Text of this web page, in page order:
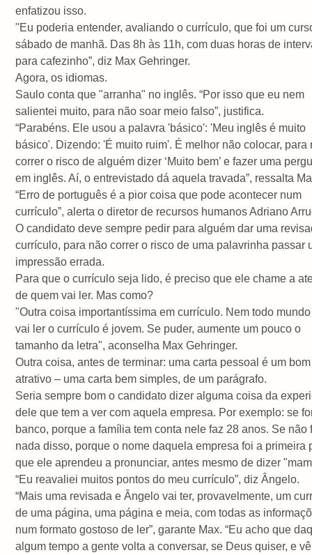
enfatizou isso.
"Eu poderia entender, avaliando o currículo, que foi um
sábado de manhã. Das 8h às 11h, com duas horas de
para cafezinho”, diz Max Gehringer.
Agora, os idiomas.
Saulo conta que "arranha" no inglês. “Por isso que eu nem
salientei muito, para não soar meio falso”, justifica.
“Parabéns. Ele usou a palavra 'básico': 'Meu inglês é muito
básico'. Dizendo: 'É muito ruim'. É melhor não colocar, para
correr o risco de alguém dizer ‘Muito bem’ e fazer uma
em inglês. Aí, o entrevistado dá aquela travada”, ressalta
“Erro de português é a pior coisa que pode acontecer num
currículo”, alerta o diretor de recursos humanos Adriano
O candidato deve sempre pedir para alguém dar uma
currículo, para não correr o risco de uma palavrinha passar
impressão errada.
Para que o currículo seja lido, é preciso que ele chame a
de quem vai ler. Mas como?
"Outra coisa importantíssima em currículo. Nem todo
vai ler o currículo é jovem. Se puder, aumente um pouco o
tamanho da letra", aconselha Max Gehringer.
Outra coisa, antes de terminar: uma carta pessoal é um bom
atrativo – uma carta bem simples, de um parágrafo.
Seria sempre bom o candidato dizer alguma coisa da
dele que tem a ver com aquela empresa. Por exemplo: se
banco, porque a família tem conta nele faz 28 anos. Se não
nada disso, porque o nome daquela empresa foi a primeira
que ele aprendeu a pronunciar, antes mesmo de dizer
“Eu reavaliei muitos pontos do meu currículo”, diz Ângelo.
“Mais uma revisada e Ângelo vai ter, provavelmente, um
de uma página, uma página e meia, com todas as
num formato gostoso de ler”, garante Max. “Eu acho que
algum tempo a gente volta a conversar, se Deus quiser, e